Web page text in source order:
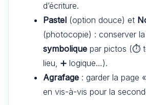
d’écriture.
Pastel (option douce) et
(photocopie) : conserver la
symbolique par pictos (⏱️
lieu, ➕ logique…).
Agrafage : garder la page
en vis-à-vis pour la